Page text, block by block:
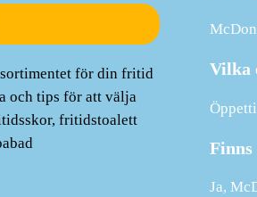
Vilka
Finns
Ja,
för din fritid
och tips för att välja
fritidstoalett